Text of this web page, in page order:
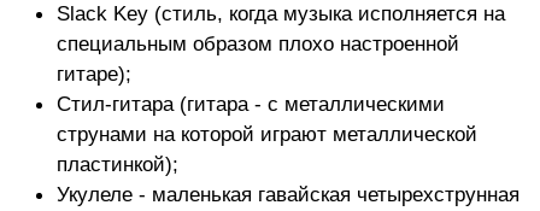
Slack Key (стиль, когда музыка исполняется на
специальным образом плохо настроенной
гитаре);
Стил-гитара (гитара - с металлическими
струнами на которой играют металлической
пластинкой);
Укулеле - маленькая гавайская четырехструнная